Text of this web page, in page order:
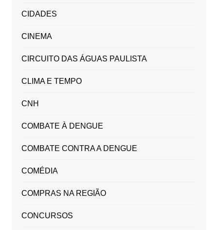
CIDADES
CINEMA
CIRCUITO DAS ÁGUAS PAULISTA
CLIMA E TEMPO
CNH
COMBATE À DENGUE
COMBATE CONTRA A DENGUE
COMÉDIA
COMPRAS NA REGIÃO
CONCURSOS